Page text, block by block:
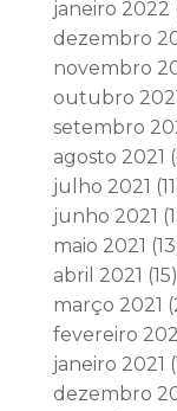
janeiro 2022
dezembro
novembro
outubro
setembro
agosto 2021
julho 2021
junho 2021
maio 2021
abril 2021 (15)
março 2021
fevereiro
janeiro 2021
dezembro